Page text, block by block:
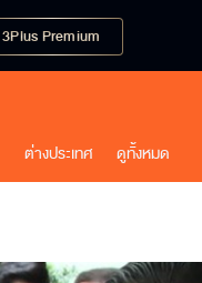
3Plus Premium
ต่างประเทศ ดูทั้งหมด